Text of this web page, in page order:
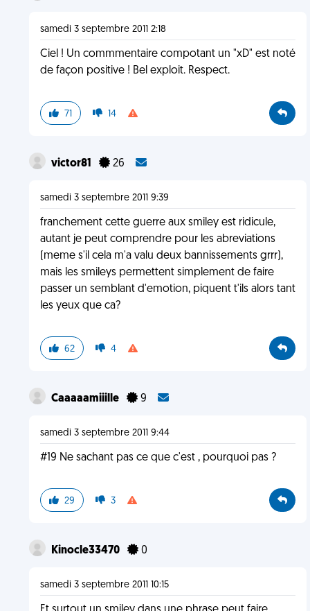
samedi 3 septembre 2011 2:18
Ciel ! Un commmentaire compotant un "xD" est noté
de façon positive ! Bel exploit. Respect.
71 14
victor81 26
samedi 3 septembre 2011 9:39
franchement cette guerre aux smiley est ridicule,
autant je peut comprendre pour les abreviations
(meme s'il cela m'a valu deux bannissements grrr),
mais les smileys permettent simplement de faire
passer un semblant d'emotion, piquent t'ils alors tant
les yeux que ca?
62 4
Caaaaamiiille 9
samedi 3 septembre 2011 9:44
#19 Ne sachant pas ce que c'est , pourquoi pas ?
29 3
Kinocle33470 0
samedi 3 septembre 2011 10:15